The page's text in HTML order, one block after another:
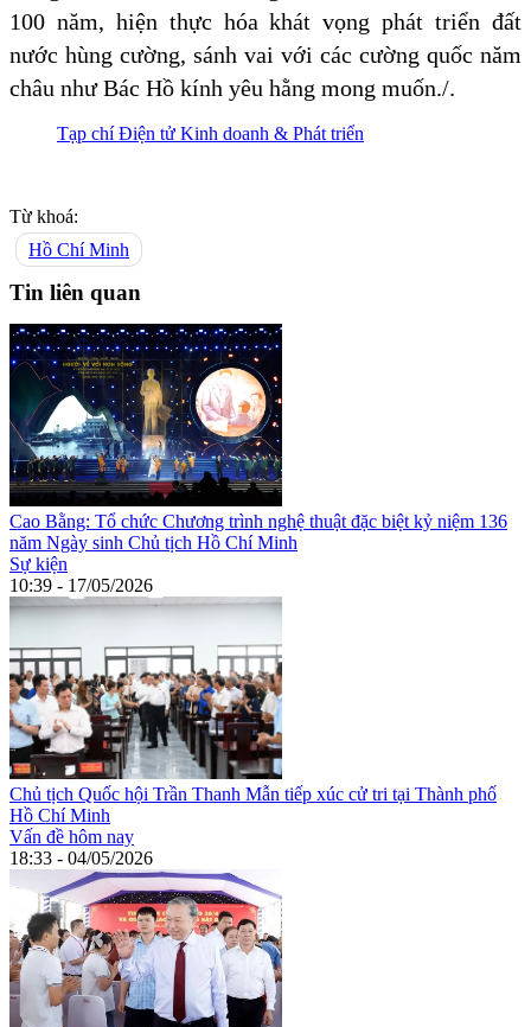
100 năm, hiện thực hóa khát vọng phát triển đất
nước hùng cường, sánh vai với các cường quốc năm
châu như Bác Hồ kính yêu hằng mong muốn./.
Tạp chí Điện tử Kinh doanh & Phát triển
Từ khoá:
Hồ Chí Minh
Tin liên quan
Cao Bằng: Tổ chức Chương trình nghệ thuật đặc biệt kỷ niệm 136
năm Ngày sinh Chủ tịch Hồ Chí Minh
Sự kiện
10:39 - 17/05/2026
Chủ tịch Quốc hội Trần Thanh Mẫn tiếp xúc cử tri tại Thành phố
Hồ Chí Minh
Vấn đề hôm nay
18:33 - 04/05/2026